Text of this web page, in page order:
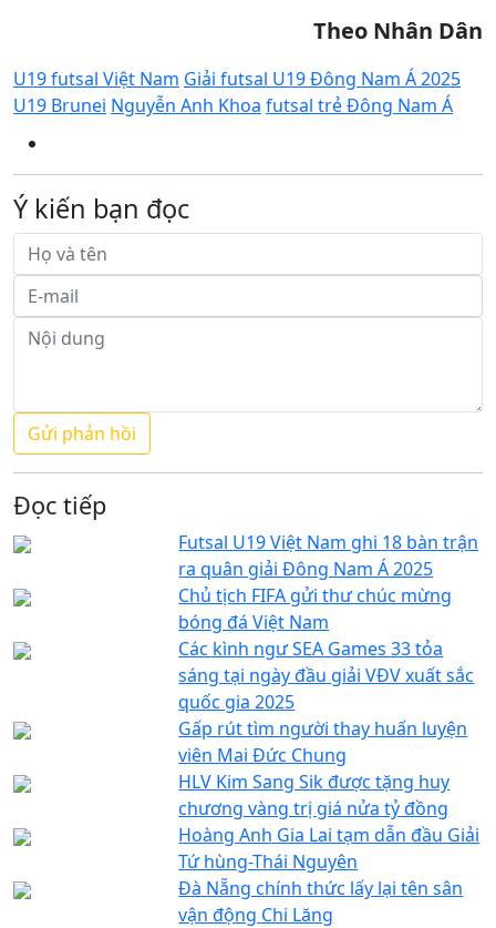
Theo Nhân Dân
U19 futsal Việt Nam Giải futsal U19 Đông Nam Á 2025
U19 Brunei Nguyễn Anh Khoa futsal trẻ Đông Nam Á
Ý kiến bạn đọc
Đọc tiếp
Futsal U19 Việt Nam ghi 18 bàn trận
ra quân giải Đông Nam Á 2025
Chủ tịch FIFA gửi thư chúc mừng
bóng đá Việt Nam
Các kình ngư SEA Games 33 tỏa
sáng tại ngày đầu giải VĐV xuất sắc
quốc gia 2025
Gấp rút tìm người thay huấn luyện
viên Mai Đức Chung
HLV Kim Sang Sik được tặng huy
chương vàng trị giá nửa tỷ đồng
Hoàng Anh Gia Lai tạm dẫn đầu Giải
Tứ hùng-Thái Nguyên
Đà Nẵng chính thức lấy lại tên sân
vận động Chi Lăng